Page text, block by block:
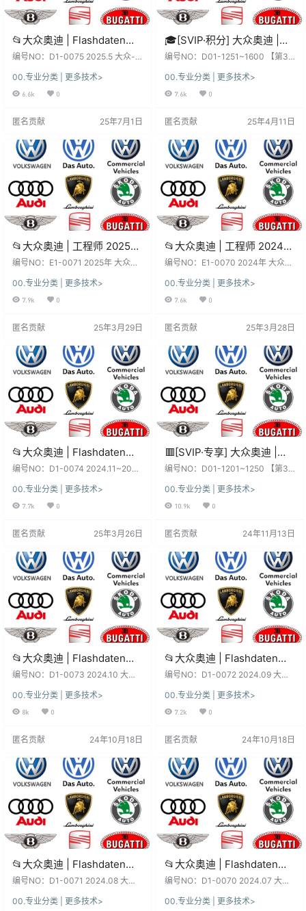
📂大众奥迪 | Flashdaten
2025.5大众-奥迪-斯柯达-宾
利-工程师离线数据 汽车电脑
模块固件数据(VW Audi
Skoda -Bentley)sgo frf
编号NO：D1-0075 2025.5 大众-
固件数据（165G） 2025.5 Volksw
agen Audi Skoda Bentley SEAT Fl
新老版本数据、权限各有差异、利
数据、功能、权限、win系统、安
装、破解 …
00.专业分类 | 更多技术>
6.6k 0
匿名贡献 25年7月1日
🎓[SVIP·积分] 大众奥迪 |
【第31套】刷隐藏教程+数
据参数固件+编码匹配+升级
改装（200M）[2025刷隐藏
ACC教程 原厂说明书]
编号NO：D01-1251~1600 【第31
固件+编码匹配+升级改装 2025大
众奥迪刷隐藏 ACC教程 原厂说明书
由于数据稀少，需要很多精力收集
都是一个一个发出来，我们【汽修
工程师】平台都是分批打包更新，
已经节约大家很多时间了！ 顶级SVI
00.专业分类 | 更多技术>
7.6k 0
匿名贡献 25年4月11日
📂大众奥迪 | 工程师 2025年
ODIS-E固件参数Bin格式转
换工具ODIS-Explorer 2.5.4
[XML FRF ODX SGO]
编号NO：E1-0071 2025年 大众OD
统：下载前, 先看一下日期和版本,
新老版本数据、权限各有差异、利
装、破解 注册文件、补丁等都不
本站SVIP和VIP都能下载自学钻研,
资源种类繁多, 自行研究！更新不断,
勤则利, 荒则废！ 本站资源：…
00.专业分类 | 更多技术>
7.9k 0
匿名贡献 25年3月29日
📂大众奥迪 | 工程师 2024年
ODIS-E固件参数Bin格式转
换工具ODIS-Explorer 2.5.0
[XML FRF ODX SGO]
编号NO：E1-0070 2024年 大众O
系统：下载前, 先看一下日期和版本,
新老版本数据、权限各有差异、利
装、破解 注册文件、补丁等都不
本站SVIP和VIP都能下载自学钻研,
资源种类繁多, 自行研究！更新不断,
勤则利, 荒则废！ 本站资源：…
00.专业分类 | 更多技术>
7.6k 0
匿名贡献 25年3月28日
📂大众奥迪 | Flashdaten
2024.11~2025.1大众-奥迪-
斯柯达-宾利-工程师离线数
据 汽车电脑模块固件数据
(VW Audi Skoda -
编号NO：D1-0074 2024.11~2025.
增部分 Flashdaten 固件数据（4.5
G） 软件系统：下载前, 先看一下
不同版本：数据、功能、权限、win
等都不同，本站不免费提供！ 本套
资源：本站SVIP和VIP都能下载自学
钻研, …
00.专业分类 | 更多技术>
7.7k 0
匿名贡献 25年3月26日
🟥[SVIP·专享] 大众奥迪 |
【第30套】刷隐藏教程+数
据参数固件+编码匹配+升级
改装（1.5G）[大众改装
SFD2教程 措施代码 校准幕
编号NO：D01-1201~1250 【第30
固件+编码匹配+升级改装 大众改装
SFD2教程 措施代码 校准幕布 简 介
数据稀少，需要很多精力收集整
是一个一个发出来，我们【汽修工
程师】平台都是分批打包更新，已
经节约大家很多时间了！ 顶级SVIP
00.专业分类 | 更多技术>
10.9k 0
匿名贡献 24年11月13日
📂大众奥迪 | Flashdaten
2024.10大众-奥迪-斯柯达-
脑模块固件数据(VW Audi
Skoda -Bentley)sgo frf
编号NO：D1-0073 2024.10 大众-
固件数据（133G） 软件系统：下
载前, 先看一下日期和版本, 新老版
本数据、权限各有差异、利弊！未
功能、权限、win系统、安装、破解
免费提供！ 本套资源：本站SVIP和
VIP都能下载自学钻研, 资源种类繁
多, 自行研究！…
00.专业分类 | 更多技术>
8k 0
匿名贡献 24年10月18日
📂大众奥迪 | Flashdaten
2024.09大众-奥迪-斯柯达-
脑模块固件数据(VW Audi
Skoda -Bentley)sgo frf
编号NO：D1-0072 2024.09 大众-
固件数据（132G） 软件系统：下
载前, 先看一下日期和版本, 新老版
本数据、权限各有差异、利弊！未
功能、权限、win系统、安装、破解
免费提供！ 本套资源：本站SVIP和
VIP都能下载自学钻研, 资源种类繁
多, 自行研究！…
00.专业分类 | 更多技术>
7.2k 0
匿名贡献 24年10月18日
📂大众奥迪 | Flashdaten
2024.08大众-奥迪-斯柯达-
脑模块固件数据(VW Audi
编号NO：D1-0071 2024.08 大众-
固件数据（130G） 软件系统：下
00.专业分类 | 更多技术>
📂大众奥迪 | Flashdaten
2024.07大众-奥迪-斯柯达-
脑模块固件数据(VW Audi
编号NO：D1-0070 2024.07 大众-
固件数据（128G） 软件系统：下
00.专业分类 | 更多技术>